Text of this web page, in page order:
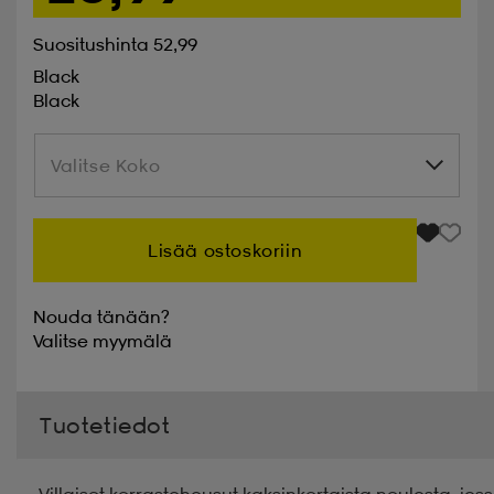
Suositushinta 52,99
Black
Black
Valitse Koko
Valitse Koko
Lisää ostoskoriin
Nouda tänään?
Valitse myymälä
Tuotetiedot